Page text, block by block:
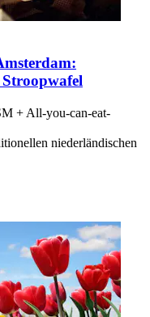
+ All-you-can-eat-
niederländischen